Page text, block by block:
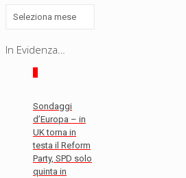
In Evidenza…
Sondaggi
d’Europa – in
UK torna in
testa il Reform
Party, SPD solo
quinta in